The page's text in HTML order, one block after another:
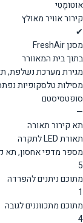
אוֹטוֹמָטִי
קירור אוויר מאולץ
✔
מסנן FreshAir
בתוך בית המאוורר
מגירת מערכת נשלפת,
מסילות טלסקופיות
סופטסיסטם
—
תא קירור תאורה
תאורת LED לתקרה
מספר מדפי אחסון, תא
5
מתוכם ניתנים להפרדה
1
מתוכם מתכווננים לגובה
4